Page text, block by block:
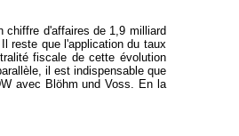
chiffre d'affaires de 1,9 milliard
reste que l'application du taux
fiscale de cette évolution
il est indispensable que
avec Blöhm und Voss. En la